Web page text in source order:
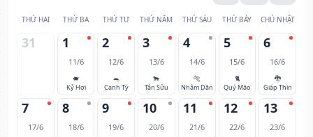
THỨ HAI THỨ BA THỨ TƯ THỨ NĂM THỨ SÁU THỨ BẢY CHỦ NHẬT
31 1
11/6
🐖
Kỷ Hợi
2
12/6
🐀
Canh Tý
3
13/6
🐂
Tân Sửu
4
14/6
🐅
Nhâm Dần
5
15/6
🐈
Quý Mão
6
16/6
🐉
Giáp Thìn
7
17/6
8
18/6
9
19/6
10
20/6
11
21/6
12
22/6
13
23/6